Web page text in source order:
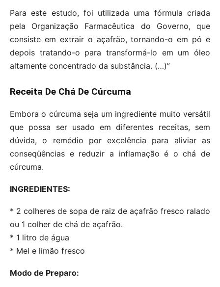
Para este estudo, foi utilizada uma fórmula criada
pela Organização Farmacêutica do Governo, que
consiste em extrair o açafrão, tornando-o em pó e
depois tratando-o para transformá-lo em um óleo
altamente concentrado da substância. (…)”
Receita De Chá De Cúrcuma
Embora o cúrcuma seja um ingrediente muito versátil
que possa ser usado em diferentes receitas, sem
dúvida, o remédio por excelência para aliviar as
conseqüências e reduzir a inflamação é o chá de
cúrcuma.
INGREDIENTES:
* 2 colheres de sopa de raiz de açafrão fresco ralado
ou 1 colher de chá de açafrão.
* 1 litro de água
* Mel e limão fresco
Modo de Preparo: